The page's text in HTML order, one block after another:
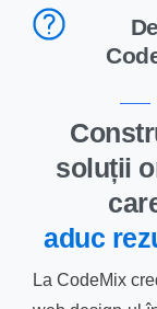
soluții
aduc
La CodeMix